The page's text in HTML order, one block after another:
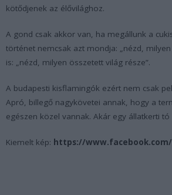
kötődjenek az élővilághoz.
A gond csak akkor van, ha megállunk a
történet nemcsak azt mondja: „nézd,
is: „nézd, milyen összetett világ része”.
A budapesti kisflamingók ezért nem csak
Apró, billegő nagykövetei annak, hogy a
egészen közel vannak. Akár egy állatkerti tó
Kiemelt kép: https://